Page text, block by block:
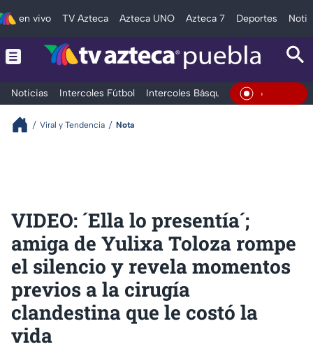
en vivo TV Azteca Azteca UNO Azteca 7 Deportes
Noticias Intercoles Fútbol Intercoles Básquetbol DeportesEn Vivo
Viral y Tendencia Nota
VIDEO: ´Ella lo presentía´;
amiga de Yulixa Toloza rompe
el silencio y revela momentos
previos a la cirugía
clandestina que le costó la
vida